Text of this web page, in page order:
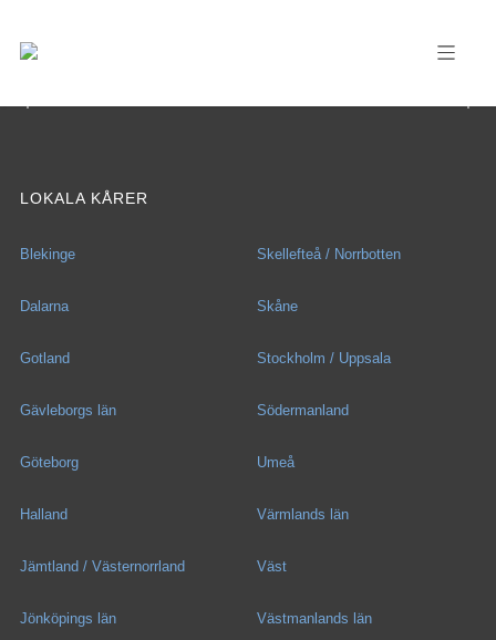
LOKALA KÅRER
Blekinge
Dalarna
Gotland
Gävleborgs län
Göteborg
Halland
Jämtland / Västernorrland
Jönköpings län
Skellefteå / Norrbotten
Skåne
Stockholm / Uppsala
Södermanland
Umeå
Värmlands län
Väst
Västmanlands län